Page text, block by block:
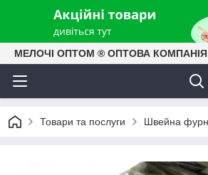
МЕЛОЧІ ОПТОМ ® ОПТОВА КОМПАНІЯ
Товари та послуги Швейна